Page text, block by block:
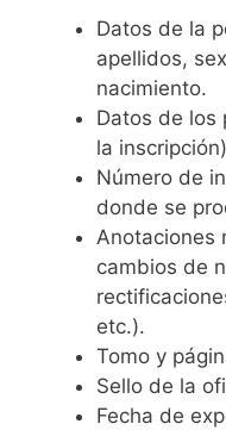
Datos de la
apellidos,
nacimiento.
Datos de los
la
Número de
donde se
Anotaciones
cambios de
etc.).
Tomo y
Sello de la
Fecha de